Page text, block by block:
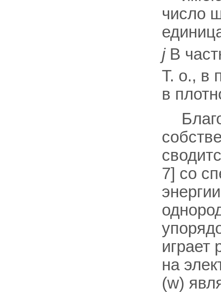
число
jВ
Т. о., в
в
7] со
играет
на
(w)